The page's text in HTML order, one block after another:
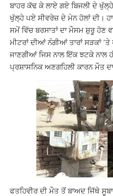
ਬਾਹਰ ਕੱਢ ਕੇ ਲਾਏ ਗਏ ਬਿਜਲੀ ਦੇ
ਖੁੱਲ੍ਹੇ ਪਏ ਸੀਵਰੇਜ਼ ਦੇ ਮੇਨ ਹੋਲਾਂ ਦੀ।
ਸਮੇਂ ਵਿੱਚ ਬਰਸਾਤਾਂ ਦਾ ਮੌਸਮ ਸ਼ੁਰੂ ਹੋਣ
ਮੀਟਰਾਂ ਦੀਆਂ ਨੰਗੀਆਂ ਤਾਰਾਂ ਸੜਕਾਂ
ਜਾਣਗੀਆਂ ਜਿਸ ਨਾਲ ਇੱਕ ਝਟਕੇ ਨਾਲ
ਪ੍ਰਸ਼ਾਸਨਿਕ ਅਣਗਹਿਲੀ ਕਾਰਨ ਮੌਤ
ਫਤਹਿਵੀਰ ਦੀ ਮੌਤ ਤੋਂ ਬਾਅਦ ਜਿੱਥੇ